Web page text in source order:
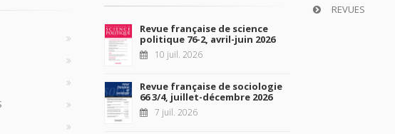
Revue française de science
politique 76-2, avril-juin 2026
10 juil. 2026
Revue française de sociologie
66 3/4, juillet-décembre 2026
7 juil. 2026
REVUES